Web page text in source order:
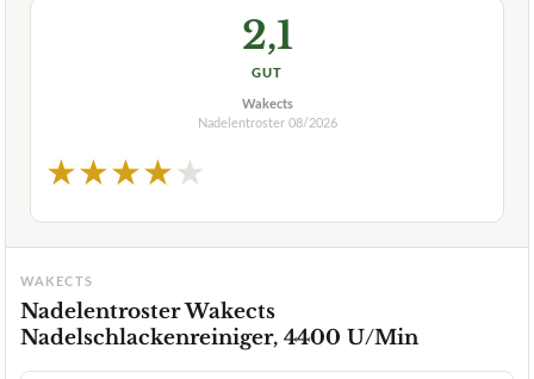
2,1
GUT
Wakects
Nadelentroster 08/2026
★★★★★
WAKECTS
Nadelentroster Wakects
Nadelschlackenreiniger, 4400 U/Min